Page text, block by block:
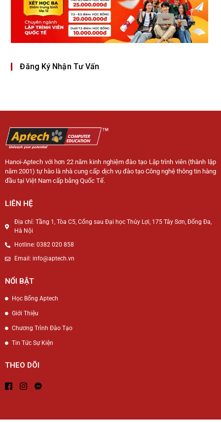
Đăng Ký Nhận Tư Vấn
Hanoi-Aptech với hơn 22 năm kinh nghiệm đào tạo Lập trình viên (thành lập
năm 2001) tự hào là nhà cung cấp dịch vụ đào tạo Công nghệ thông tin hàng
đầu tại Việt Nam cấp bằng Quốc Tế.
LIÊN HỆ
Địa chỉ: Tầng 1, Tòa C5, Cổng sau Đại học Thủy Lợi, 175 Tây Sơn, Đống Đa,
Hà Nội
Hotline: 0382 020 858
Email: info@aptech.vn
NỔI BẬT
Học Bổng Aptech
Giới Thiệu
Chương Trình Đào Tạo
Tin Tức Sự Kiện
THEO DÕI